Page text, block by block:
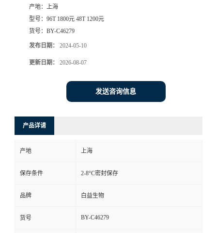
产地： 上海
型号： 96T 1800元 48T 1200元
货号： BY-C46279
发布日期： 2024-05-10
更新日期： 2026-08-07
发送咨询信息
产品详请
产地 上海
保存条件 2-8°C密封保存
品牌 白益生物
货号 BY-C46279